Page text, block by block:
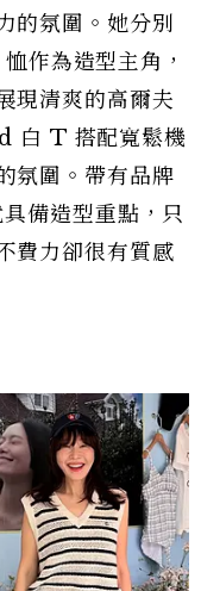
的氛圍。她分別
作為造型主角，
現清爽的高爾夫
白 T 搭配寬鬆機
氛圍。帶有品牌
備造型重點，只
費力卻很有質感